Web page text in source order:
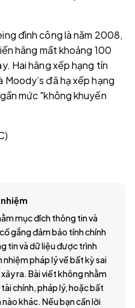
đình công là năm 2008,
hãng mất khoảng 100
Hai hãng xếp hạng tín
Moody’s đã hạ xếp hạng
mức "không khuyến
mục đích thông tin và
gắng đảm bảo tính chính
tin và dữ liệu được trình
pháp lý về bất kỳ sai
ra. Bài viết không nhằm
chính, pháp lý, hoặc bất
khác. Nếu bạn cần lời